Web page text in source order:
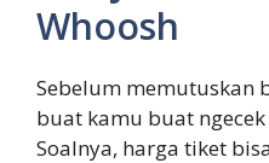
Whoosh
Sebelum memutuskan
buat kamu buat
Soalnya, harga tiket